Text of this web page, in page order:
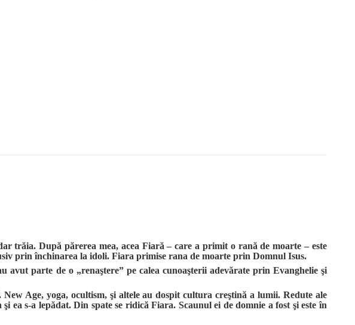
trăia. După părerea mea, acea Fiară – care a primit o rană de moarte – este
prin închinarea la idoli. Fiara primise rana de moarte prin Domnul Isus.
parte de o „renaştere” pe calea cunoaşterii adevărate prin Evanghelie şi
Age, yoga, ocultism, şi altele au dospit cultura creştină a lumii. Redute ale
s-a lepădat. Din spate se ridică Fiara. Scaunul ei de domnie a fost şi este în